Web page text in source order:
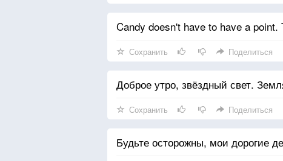
Candy doesn't have to have a
Сохранить Поделиться
Доброе утро, звёздный свет.
Сохранить Поделиться
Будьте осторожны, мои дорогие